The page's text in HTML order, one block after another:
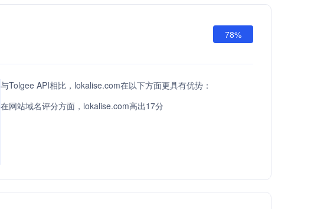
78%
与Tolgee API相比，lokalise.com在以下方面更具有优势：
在网站域名评分方面，lokalise.com高出17分